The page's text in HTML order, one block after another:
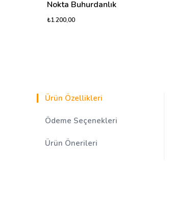
Nokta Buhurdanlık
₺1.200,00
Ürün Özellikleri
Ödeme Seçenekleri
Ürün Önerileri